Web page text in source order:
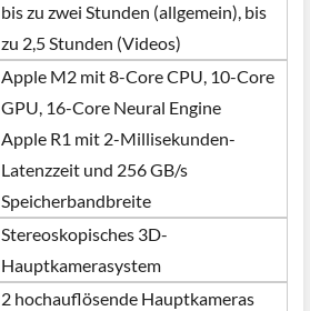
bis zu zwei Stunden (allgemein), bis
zu 2,5 Stunden (Videos)
Apple M2 mit 8-Core CPU, 10-Core
GPU, 16-Core Neural Engine
Apple R1 mit 2-Millisekunden-
Latenzzeit und 256 GB/s
Speicherbandbreite
Stereoskopisches 3D-
Hauptkamerasystem
2 hochauflösende Hauptkameras